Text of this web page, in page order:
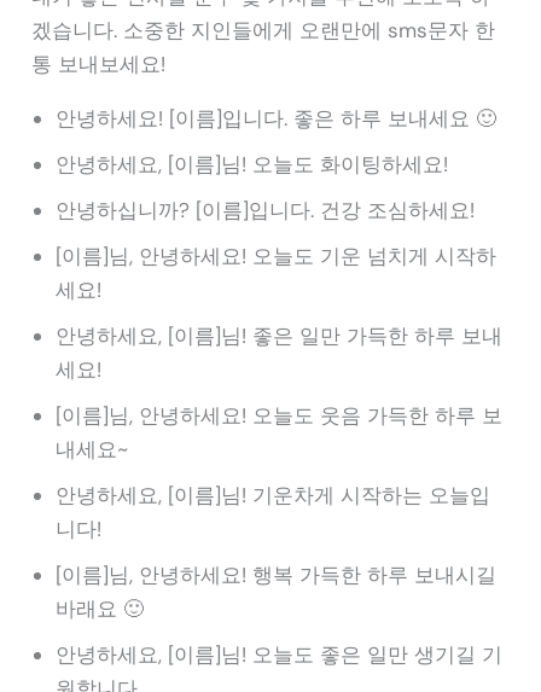
겠습니다. 소중한 지인들에게 오랜만에 sms문자 한
통 보내보세요!
안녕하세요! [이름]입니다. 좋은 하루 보내세요 🙂
안녕하세요, [이름]님! 오늘도 화이팅하세요!
안녕하십니까? [이름]입니다. 건강 조심하세요!
[이름]님, 안녕하세요! 오늘도 기운 넘치게 시작하
세요!
안녕하세요, [이름]님! 좋은 일만 가득한 하루 보내
세요!
[이름]님, 안녕하세요! 오늘도 웃음 가득한 하루 보
내세요~
안녕하세요, [이름]님! 기운차게 시작하는 오늘입
니다!
[이름]님, 안녕하세요! 행복 가득한 하루 보내시길
바래요 🙂
안녕하세요, [이름]님! 오늘도 좋은 일만 생기길 기